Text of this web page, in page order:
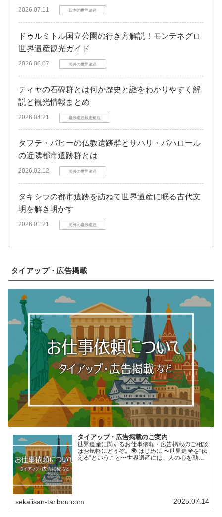
2026.07.11 日本の世界遺産
ドゥルミトル国立公園の行き方解説！モンテネグロ
世界遺産観光ガイド
2026.06.07 海外の世界遺産
ティヤの石碑群とは何か歴史と謎をわかりやすく解
説と観光情報まとめ
2026.04.21 世界遺産検定情報
タフテ・バヒーの仏教遺跡群とサハリ・バハロール
の近隣都市遺跡群とは
2026.02.12 海外の世界遺産
タキシラの都市遺跡を訪ねて世界遺産に眠る古代文
明を解き明かす
2026.01.21 海外の世界遺産
タイアップ・広告掲載
タイアップ・広告掲載のご案内
世界遺産に関するお仕事依頼・広告掲載のご相談
はお気軽にどうぞ。🌍 はじめに 〜世界遺産を“伝
える”ということ〜世界遺産には、人の心を動か
sekaiisan-tanbou.com 2025.07.14